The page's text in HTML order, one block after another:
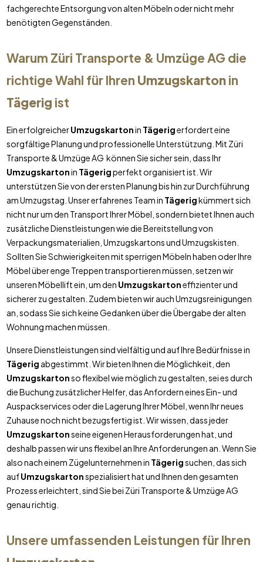
fachgerechte Entsorgung von alten Möbeln oder nicht mehr
benötigten Gegenständen.
Warum Züri Transporte & Umzüge AG die
richtige Wahl für Ihren Umzugskartonin
Tägerig ist
Ein erfolgreicherUmzugskartonin Tägerigerfordert eine
sorgfältige Planung und professionelle Unterstützung. Mit Züri
Transporte & Umzüge AG können Sie sicher sein, dass Ihr
Umzugskartonin Tägerigperfekt organisiert ist. Wir
unterstützen Sie von der ersten Planung bis hin zur Durchführung
am Umzugstag. Unser erfahrenes Team in Tägerigkümmert sich
nicht nur um den Transport Ihrer Möbel, sondern bietet Ihnen auch
zusätzliche Dienstleistungen wie die Bereitstellung von
Verpackungsmaterialien, Umzugskartons und Umzugskisten.
Sollten Sie Schwierigkeiten mit sperrigen Möbeln haben oder Ihre
Möbel über enge Treppen transportieren müssen, setzen wir
unseren Möbellift ein, um den Umzugskartoneffizienter und
sicherer zu gestalten. Zudem bieten wir auch Umzugsreinigungen
an, sodass Sie sich keine Gedanken über die Übergabe der alten
Wohnung machen müssen.
Unsere Dienstleistungen sind vielfältig und auf Ihre Bedürfnisse in
Tägerig abgestimmt. Wir bieten Ihnen die Möglichkeit, den
Umzugskartonso flexibel wie möglich zu gestalten, sei es durch
die Buchung zusätzlicher Helfer, das Anfordern eines Ein- und
Auspackservices oder die Lagerung Ihrer Möbel, wenn Ihr neues
Zuhause noch nicht bezugsfertig ist. Wir wissen, dass jeder
Umzugskartonseine eigenen Herausforderungen hat, und
deshalb passen wir uns flexibel an Ihre Anforderungen an. Wenn Sie
also nach einem Zügelunternehmen in Tägerigsuchen, das sich
aufUmzugskartonspezialisiert hat und Ihnen den gesamten
Prozess erleichtert, sind Sie bei Züri Transporte & Umzüge AG
genau richtig.
Unsere umfassenden Leistungen für Ihren